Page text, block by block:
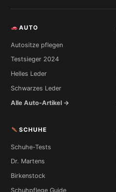
AUTO
Autositze pflegen
Testsieger 2024
Helles Leder
Schwarzes Leder
Alle Auto-Artikel →
SCHUHE
Schuhe-Tests
Dr. Martens
Birkenstock
Schuhpflege Guide